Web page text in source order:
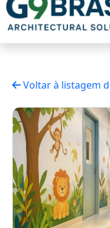
Voltar à listagem